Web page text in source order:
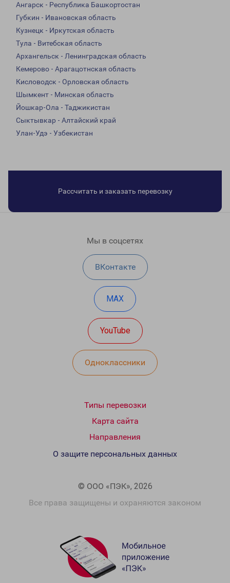
Ангарск - Республика Башкортостан
Губкин - Ивановская область
Кузнецк - Иркутская область
Тула - Витебская область
Архангельск - Ленинградская область
Кемерово - Арагацотнская область
Кисловодск - Орловская область
Шымкент - Минская область
Йошкар-Ола - Таджикистан
Сыктывкар - Алтайский край
Улан-Удэ - Узбекистан
Рассчитать и заказать перевозку
Мы в соцсетях
ВКонтакте
MAX
YouTube
Одноклассники
Типы перевозки
Карта сайта
Направления
© ООО «ПЭК», 2026
Все права защищены и охраняются законом
О защите персональных данных